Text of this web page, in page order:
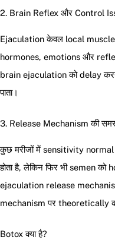
2. Brain Reflex और Control
Ejaculation केवल local
hormones, emotions और
brain ejaculation को delay
पाता।
3. Release Mechanism की
कुछ मरीजों में sensitivity normal
होता है, लेकिन फिर भी semen को
ejaculation release
mechanism पर theoretically
Botox क्या है?